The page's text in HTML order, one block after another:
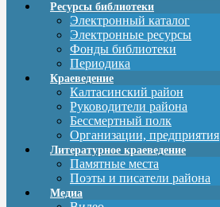
Ресурсы библиотеки
Электронный каталог
Электронные ресурсы
Фонды библиотеки
Периодика
Краеведение
Калтасинский район
Руководители района
Бессмертный полк
Организации, предприятия
Литературное краеведение
Памятные места
Поэты и писатели района
Медиа